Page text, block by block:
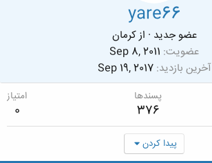
yare66
عضو جدید · ازکرمان
عضویت Sep 8, 2011
آخرین بازدید Sep 19, 2017
پسندها
376
امتیاز
0
پیدا کردن